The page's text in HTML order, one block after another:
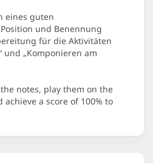
eines guten
und Benennung
für die Aktivitäten
und „Komponieren am
notes, play them on the
achieve a score of 100% to